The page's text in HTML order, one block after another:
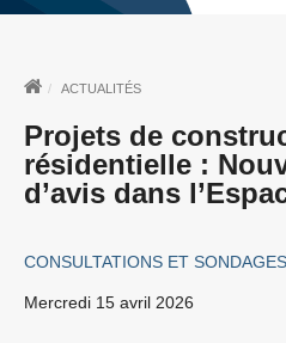
ACTUALITÉS
Projets de
résidentielle :
d’avis dans
CONSULTATIONS ET SONDAGES
mercredi 15 avril 2026